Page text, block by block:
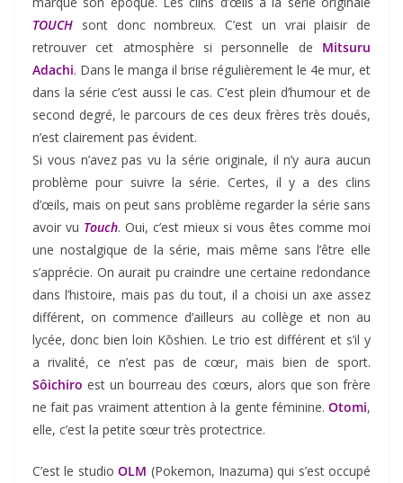
TOUCH sont donc nombreux. C’est un vrai plaisir de
retrouver cet atmosphère si personnelle de Mitsuru
Adachi. Dans le manga il brise régulièrement le 4e mur, et
dans la série c’est aussi le cas. C’est plein d’humour et de
second degré, le parcours de ces deux frères très doués,
n’est clairement pas évident.
Si vous n’avez pas vu la série originale, il n’y aura aucun
problème pour suivre la série. Certes, il y a des clins
d’œils, mais on peut sans problème regarder la série sans
avoir vu Touch. Oui, c’est mieux si vous êtes comme moi
une nostalgique de la série, mais même sans l’être elle
s’apprécie. On aurait pu craindre une certaine redondance
dans l’histoire, mais pas du tout, il a choisi un axe assez
différent, on commence d’ailleurs au collège et non au
lycée, donc bien loin Kōshien. Le trio est différent et s’il y
a rivalité, ce n’est pas de cœur, mais bien de sport.
Sôichiro est un bourreau des cœurs, alors que son frère
ne fait pas vraiment attention à la gente féminine. Otomi,
elle, c’est la petite sœur très protectrice.
C’est le studioOLM (Pokemon, Inazuma) qui s’est occupé